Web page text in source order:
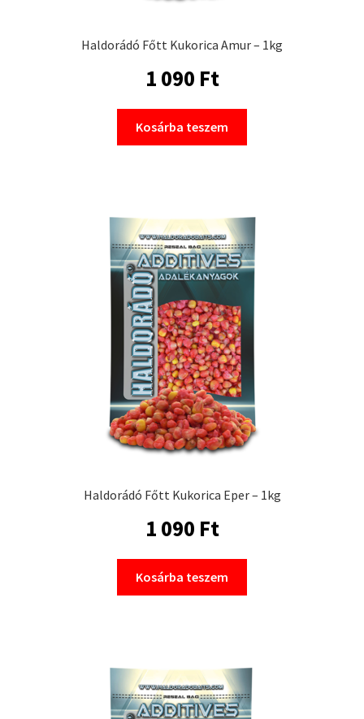
Haldorádó Főtt Kukorica Amur – 1kg
1 090 Ft
Kosárba teszem
Haldorádó Főtt Kukorica Eper – 1kg
1 090 Ft
Kosárba teszem